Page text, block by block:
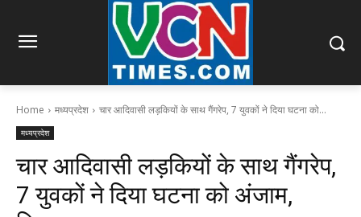
Home मध्यप्रदेश चार आदिवासी लड़कियों के साथ गैंगरेप, 7 युवकों ने दिया घटना को...
मध्यप्रदेश
चार आदिवासी लड़कियों के साथ गैंगरेप,
7 युवकों ने दिया घटना को अंजाम,